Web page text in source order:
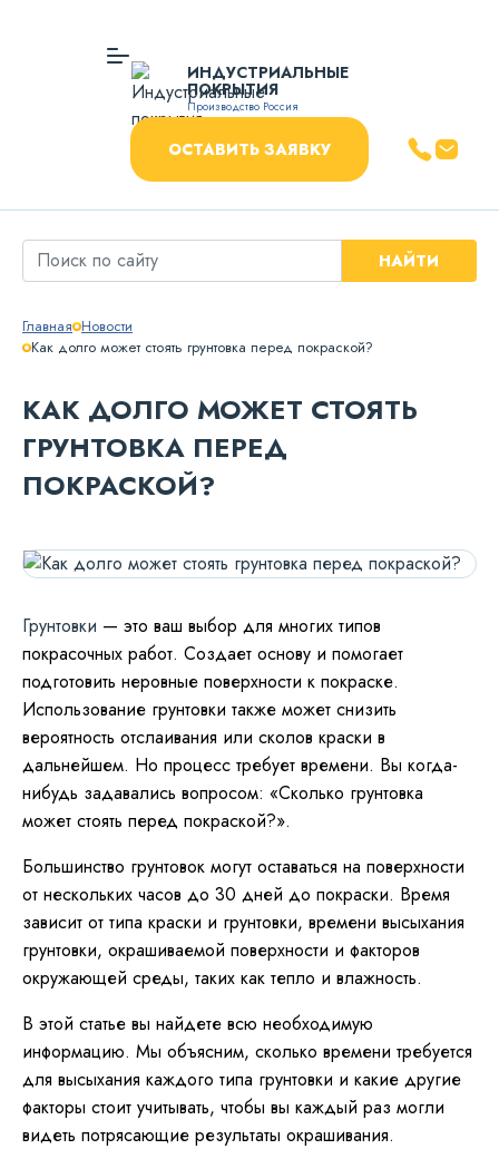
ИНДУСТРИАЛЬНЫЕ
ПОКРЫТИЯ
Производство Россия
ОСТАВИТЬ ЗАЯВКУ
НАЙТИ
Главная Новости
Как долго может стоять грунтовка перед покраской?
КАК ДОЛГО МОЖЕТ СТОЯТЬ
ГРУНТОВКА ПЕРЕД
ПОКРАСКОЙ?
Грунтовки — это ваш выбор для многих типов
покрасочных работ. Создает основу и помогает
подготовить неровные поверхности к покраске.
Использование грунтовки также может снизить
вероятность отслаивания или сколов краски в
дальнейшем. Но процесс требует времени. Вы когда-
нибудь задавались вопросом: «Сколько грунтовка
может стоять перед покраской?».
Большинство грунтовок могут оставаться на поверхности
от нескольких часов до 30 дней до покраски. Время
зависит от типа краски и грунтовки, времени высыхания
грунтовки, окрашиваемой поверхности и факторов
окружающей среды, таких как тепло и влажность.
В этой статье вы найдете всю необходимую
информацию. Мы объясним, сколько времени требуется
для высыхания каждого типа грунтовки и какие другие
факторы стоит учитывать, чтобы вы каждый раз могли
видеть потрясающие результаты окрашивания.